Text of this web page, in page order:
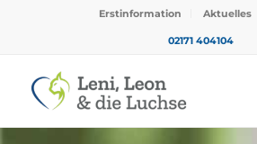
Erstinformation Aktuelles
02171 404104